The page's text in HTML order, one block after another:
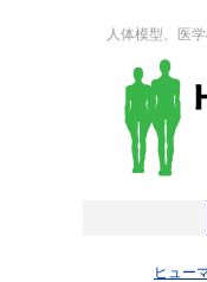
人体模型、医
ヒュー